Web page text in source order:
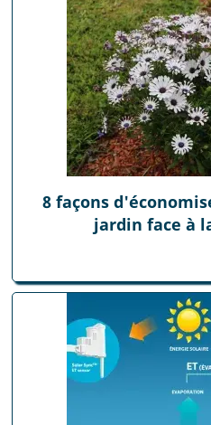
8 façons
jardin face à